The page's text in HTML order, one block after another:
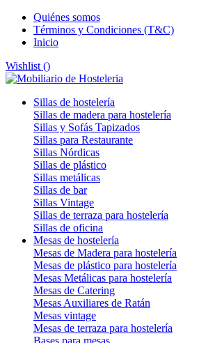
Quiénes somos
Términos y Condiciones (T&C)
Inicio
Wishlist ()
Sillas de hostelería
Sillas de madera para hostelería
Sillas y Sofás Tapizados
Sillas para Restaurante
Sillas Nórdicas
Sillas de plástico
Sillas metálicas
Sillas de bar
Sillas Vintage
Sillas de terraza para hostelería
Sillas de oficina
Mesas de hostelería
Mesas de Madera para hostelería
Mesas de plástico para hostelería
Mesas Metálicas para hostelería
Mesas de Catering
Mesas Auxiliares de Ratán
Mesas vintage
Mesas de terraza para hostelería
Bases para mesas